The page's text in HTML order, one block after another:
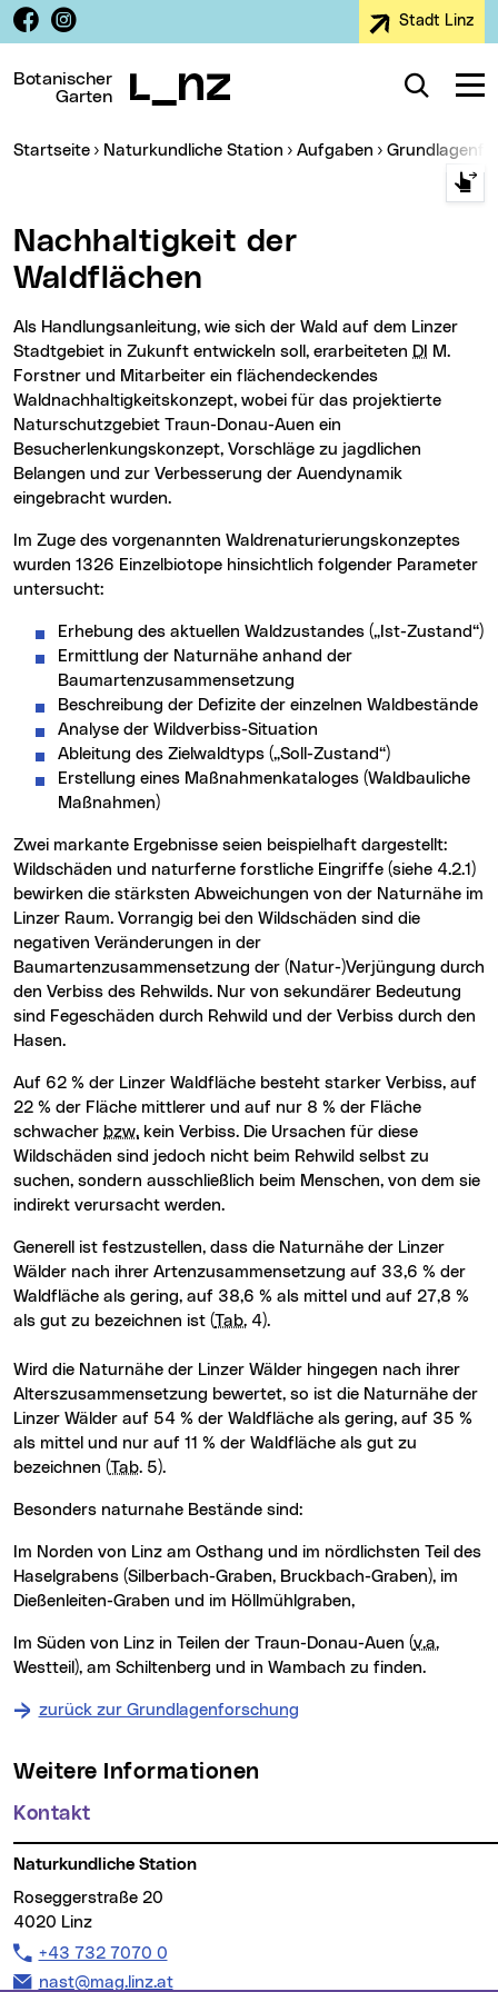
Zur Navigation
Zum Inhalt
Zur Suche
Facebook
Instagram Stadt Linz
Botanischer
Garten
Suche
Sie sind hier:
Startseite Naturkundliche Station Aufgaben
Nachhaltigkeit der
Waldflächen
Als Handlungsanleitung, wie sich der Wald auf dem Linzer
Stadtgebiet in Zukunft entwickeln soll, erarbeiteten DI
M.
Forstner und Mitarbeiter ein flächendeckendes
Waldnachhaltigkeitskonzept, wobei für das projektierte
Naturschutzgebiet Traun-Donau-Auen ein
Besucherlenkungskonzept, Vorschläge zu jagdlichen
Belangen und zur Verbesserung der Auendynamik
eingebracht wurden.
wurden 1326 Einzelbiotope hinsichtlich folgender Parameter
untersucht:
Erhebung des aktuellen Waldzustandes („Ist-Zustand“)
Ermittlung der Naturnähe anhand der
Baumartenzusammensetzung
Beschreibung der Defizite der einzelnen Waldbestände
Analyse der Wildverbiss-Situation
Ableitung des Zielwaldtyps („Soll-Zustand“)
Erstellung eines Maßnahmenkataloges (Waldbauliche
Maßnahmen)
Zwei markante Ergebnisse seien beispielhaft dargestellt:
Wildschäden und naturferne forstliche Eingriffe (siehe 4.2.1)
bewirken die stärksten Abweichungen von der Naturnähe im
Linzer Raum. Vorrangig bei den Wildschäden sind die
negativen Veränderungen in der
Baumartenzusammensetzung der (Natur-)Verjüngung durch
den Verbiss des Rehwilds. Nur von sekundärer Bedeutung
sind Fegeschäden durch Rehwild und der Verbiss durch den
Hasen.
Auf 62 % der Linzer Waldfläche besteht starker Verbiss, auf
22 % der Fläche mittlerer und auf nur 8 % der Fläche
schwacher bzw. kein Verbiss. Die Ursachen für diese
Wildschäden sind jedoch nicht beim Rehwild selbst zu
suchen, sondern ausschließlich beim Menschen, von dem sie
indirekt verursacht werden.
Generell ist festzustellen, dass die Naturnähe der Linzer
Wälder nach ihrer Artenzusammensetzung auf 33,6 % der
Waldfläche als gering, auf 38,6 % als mittel und auf 27,8 %
als gut zu bezeichnen ist (Tab. 4).
Wird die Naturnähe der Linzer Wälder hingegen nach ihrer
Alterszusammensetzung bewertet, so ist die Naturnähe der
Linzer Wälder auf 54 % der Waldfläche als gering, auf 35 %
als mittel und nur auf 11 % der Waldfläche als gut zu
bezeichnen (Tab. 5).
Besonders naturnahe Bestände sind:
Haselgrabens (Silberbach-Graben, Bruckbach-Graben), im
Dießenleiten-Graben und im Höllmühlgraben,
im Süden von Linz in Teilen der Traun-Donau-Auen (v.a.
Westteil), am Schiltenberg und in Wambach zu finden.
zurück zur Grundlagenforschung
Weitere Informationen
Kontakt
Naturkundliche Station
Roseggerstraße 20
4020 Linz
Telefon:
+43 732 7070 0
E-Mail Adresse:
nast@mag.linz.at